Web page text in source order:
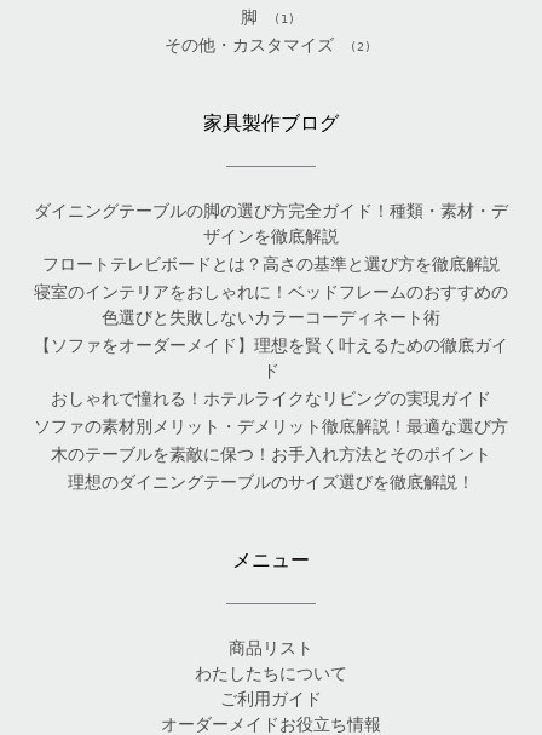
脚 (1)
その他・カスタマイズ (2)
家具製作ブログ
ダイニングテーブルの脚の選び方完全ガイド！種類・素材・デ
ザインを徹底解説
フロートテレビボードとは？高さの基準と選び方を徹底解説
寝室のインテリアをおしゃれに！ベッドフレームのおすすめの
色選びと失敗しないカラーコーディネート術
【ソファをオーダーメイド】理想を賢く叶えるための徹底ガイ
ド
おしゃれで憧れる！ホテルライクなリビングの実現ガイド
ソファの素材別メリット・デメリット徹底解説！最適な選び方
木のテーブルを素敵に保つ！お手入れ方法とそのポイント
理想のダイニングテーブルのサイズ選びを徹底解説！
メニュー
商品リスト
わたしたちについて
ご利用ガイド
オーダーメイドお役立ち情報